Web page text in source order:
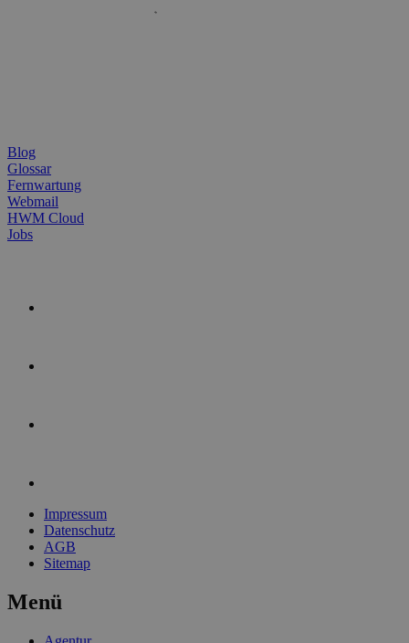
Blog
Glossar
Fernwartung
Webmail
HWM Cloud
Jobs
Impressum
Datenschutz
AGB
Sitemap
Menü